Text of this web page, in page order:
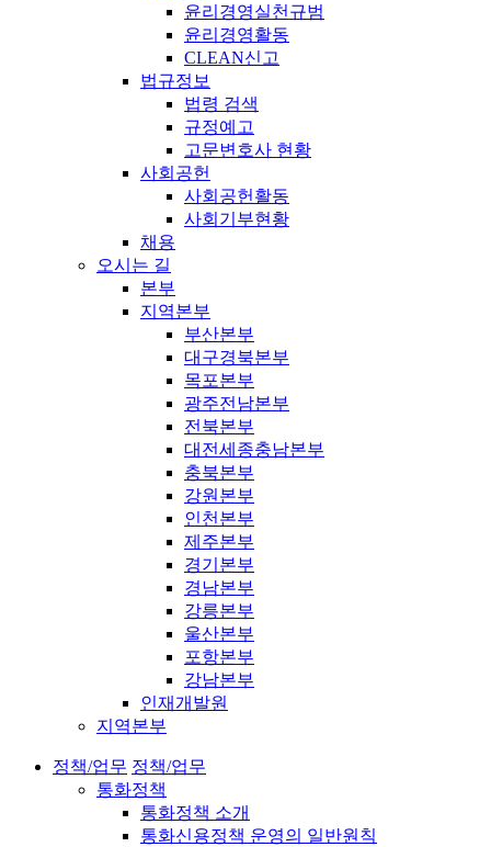
윤리경영실천규범
윤리경영활동
CLEAN신고
법규정보
법령 검색
규정예고
고문변호사 현황
사회공헌
사회공헌활동
사회기부현황
채용
오시는 길
본부
지역본부
부산본부
대구경북본부
목포본부
광주전남본부
전북본부
대전세종충남본부
충북본부
강원본부
인천본부
제주본부
경기본부
경남본부
강릉본부
울산본부
포항본부
강남본부
인재개발원
지역본부
정책/업무 정책/업무
통화정책
통화정책 소개
통화신용정책 운영의 일반원칙